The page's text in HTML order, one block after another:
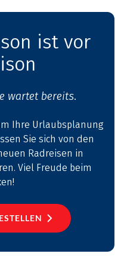
ist vor
wartet bereits.
Ihre Urlaubsplanung
Sie sich von den
Radreisen in
Viel Freude beim